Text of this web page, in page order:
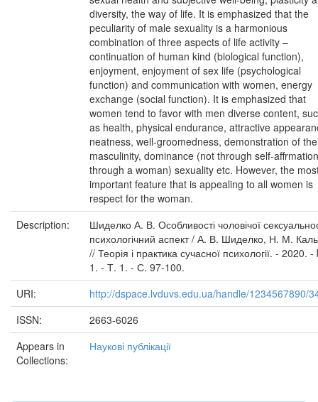
diversity, the way of life. It is emphasized that the
peculiarity of male sexuality is a harmonious
combination of three aspects of life activity –
continuation of human kind (biological function),
enjoyment, enjoyment of sex life (psychological
function) and communication with women, energy
exchange (social function). It is emphasized that
women tend to favor with men diverse content,
as health, physical endurance, attractive
neatness, well-groomedness, demonstration of
masculinity, dominance (not through self-affrmation
through a woman) sexuality etc. However, the
important feature that is appealing to all women is
respect for the woman.
Description:
Шиделко А. В. Особливості чоловічої
психологічний аспект / А. В. Шиделко, Н. М.
// Теорія і практика сучасної психології. - 2020.
1. - Т. 1. - С. 97-100.
URI:
http://dspace.lvduvs.edu.ua/handle/1234567890/
ISSN:
2663-6026
Appears in
Collections:
Наукові публікації